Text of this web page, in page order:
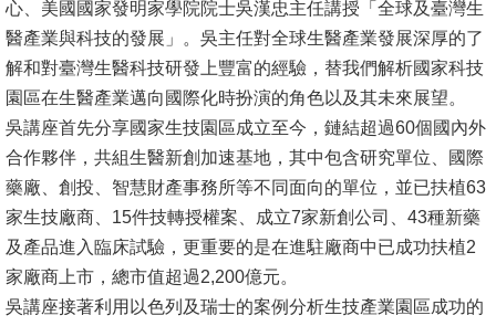
研
究
消
息
公
告
國
際
化
心、美國國家發明家學院院士吳漢忠主任講授「全球及臺灣生
醫產業與科技的發展」。吳主任對全球生醫產業發展深厚的了
解和對臺灣生醫科技研發上豐富的經驗，替我們解析國家科技
園區在生醫產業邁向國際化時扮演的角色以及其未來展望。
吳講座首先分享國家生技園區成立至今，鏈結超過60個國內外
合作夥伴，共組生醫新創加速基地，其中包含研究單位、國際
藥廠、創投、智慧財產事務所等不同面向的單位，並已扶植63
家生技廠商、15件技轉授權案、成立7家新創公司、43種新藥
及產品進入臨床試驗，更重要的是在進駐廠商中已成功扶植2
家廠商上市，總市值超過2,200億元。
吳講座接著利用以色列及瑞士的案例分析生技產業園區成功的